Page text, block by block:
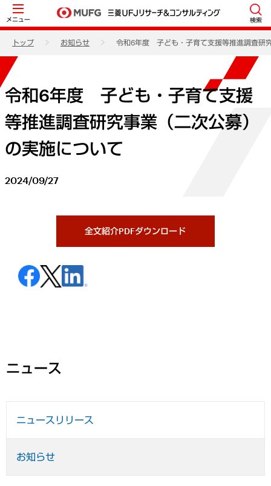
メニュー 検索
トップ お知らせ 令和6年度 子ども・子育て支援等推進調査研
令和6年度 子ども・子育て支援
等推進調査研究事業（二次公募）
の実施について
2024/09/27
全文紹介PDFダウンロード
ニュース
ニュースリリース
お知らせ